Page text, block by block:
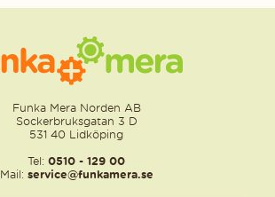
Funka Mera Norden AB
Sockerbruksgatan 3 D
531 40 Lidköping
Tel: 0510 - 129 00
Mail: service@funkamera.se